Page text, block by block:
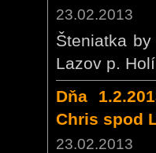
23.02.2013
Šteniatka
Lazov p.
Dňa
Chris spod
23.02.2013